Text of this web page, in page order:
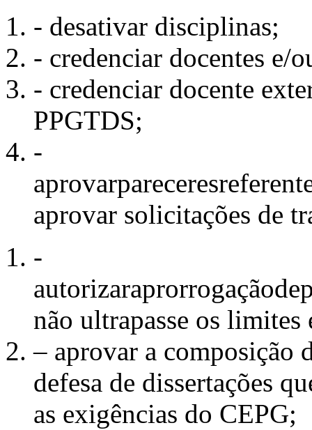
- desativar disciplinas;
- credenciar docentes e/
- credenciar docente
PPGTDS;
-
aprovar solicitações de
-
não ultrapasse os
– aprovar a composição
defesa de dissertações
as exigências do CEPG;